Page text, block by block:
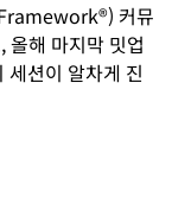
커뮤
올해 마지막 밋업
션이 알차게 진